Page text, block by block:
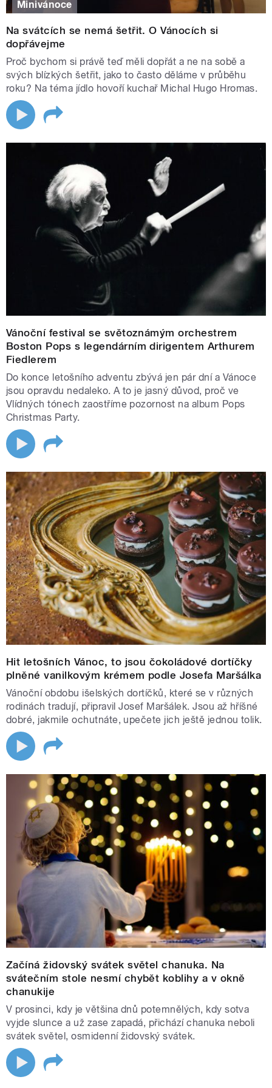
Minivánoce
Na svátcích se nemá šetřit. O Vánocích si
dopřávejme
Proč bychom si právě teď měli dopřát a ne na sobě a
svých blízkých šetřit, jako to často děláme v průběhu
roku? Na téma jídlo hovoří kuchař Michal Hugo Hromas.
Vánoční festival se světoznámým orchestrem
Boston Pops s legendárním dirigentem Arthurem
Fiedlerem
Do konce letošního adventu zbývá jen pár dní a Vánoce
jsou opravdu nedaleko. A to je jasný důvod, proč ve
Vlídných tónech zaostříme pozornost na album Pops
Christmas Party.
Hit letošních Vánoc, to jsou čokoládové dortíčky
plněné vanilkovým krémem podle Josefa Maršálka
Vánoční obdobu išelských dortíčků, které se v různých
rodinách tradují, připravil Josef Maršálek. Jsou až hříšné
dobré, jakmile ochutnáte, upečete jich ještě jednou tolik.
Začíná židovský svátek světel chanuka. Na
svátečním stole nesmí chybět koblihy a v okně
chanukije
V prosinci, kdy je většina dnů potemnělých, kdy sotva
vyjde slunce a už zase zapadá, přichází chanuka neboli
svátek světel, osmidenní židovský svátek.